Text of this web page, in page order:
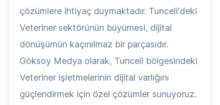
çözümlere ihtiyaç duymaktadır. Tunceli'deki
Veteriner sektörünün büyümesi, dijital
dönüşümün kaçınılmaz bir parçasıdır.
Göksoy Medya olarak, Tunceli bölgesindeki
Veteriner işletmelerinin dijital varlığını
güçlendirmek için özel çözümler sunuyoruz.